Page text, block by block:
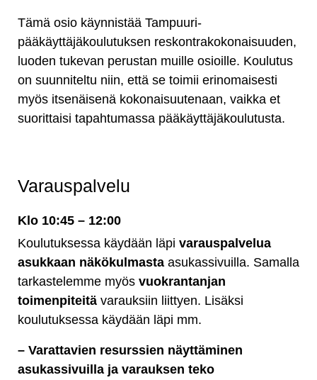
Tämä osio käynnistää Tampuuri-
pääkäyttäjäkoulutuksen reskontrakokonaisuuden,
luoden tukevan perustan muille osioille. Koulutus
on suunniteltu niin, että se toimii erinomaisesti
myös itsenäisenä kokonaisuutenaan, vaikka et
suorittaisi tapahtumassa pääkäyttäjäkoulutusta.
Varauspalvelu
Klo 10:45 – 12:00
Koulutuksessa käydään läpi varauspalvelua
asukkaan näkökulmasta asukassivuilla. Samalla
tarkastelemme myös vuokrantanjan
toimenpiteitä varauksiin liittyen. Lisäksi
koulutuksessa käydään läpi mm.
– Varattavien resurssien näyttäminen
asukassivuilla ja varauksen teko